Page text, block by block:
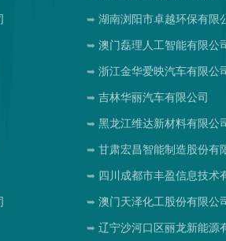
湖南浏阳市卓越环保有限
澳门磊理人工智能有限公
浙江金华爱映汽车有限公
吉林华丽汽车有限公司
黑龙江维达新材料有限公
甘肃宏昌智能制造股份有
四川成都市丰盈信息技术
澳门天泽化工股份有限公
辽宁沙河口区丽龙新能源